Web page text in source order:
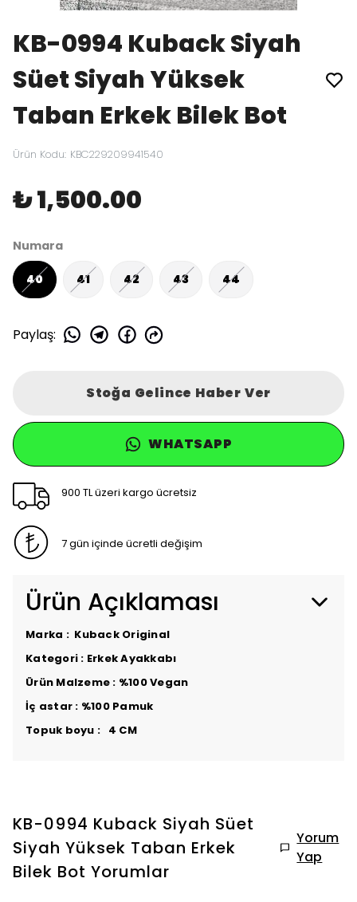
KB-0994 Kuback Siyah
Süet Siyah Yüksek
Taban Erkek Bilek Bot
Ürün Kodu: KBC229209941540
₺ 1,500.00
Numara
40 41 42 43 44
Paylaş:
Stoğa Gelince Haber Ver
WHATSAPP
900 TL üzeri kargo ücretsiz
7 gün içinde ücretli değişim
Ürün Açıklaması
Marka : Kuback Original
Kategori : Erkek Ayakkabı
Ürün Malzeme : %100 Vegan
İç astar : %100 Pamuk
Topuk boyu : 4 CM
KB-0994 Kuback Siyah Süet
Siyah Yüksek Taban Erkek
Bilek Bot Yorumlar
Yorum
Yap